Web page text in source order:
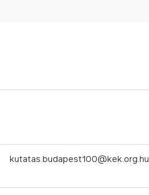
kutatas.budapest100@kek.org.hu